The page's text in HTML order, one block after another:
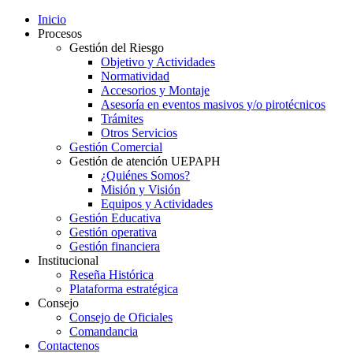
Inicio
Procesos
Gestión del Riesgo
Objetivo y Actividades
Normatividad
Accesorios y Montaje
Asesoría en eventos masivos y/o pirotécnicos
Trámites
Otros Servicios
Gestión Comercial
Gestión de atención UEPAPH
¿Quiénes Somos?
Misión y Visión
Equipos y Actividades
Gestión Educativa
Gestión operativa
Gestión financiera
Institucional
Reseña Histórica
Plataforma estratégica
Consejo
Consejo de Oficiales
Comandancia
Contactenos